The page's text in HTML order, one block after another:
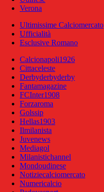
Verona
Ultimissime Calciomercato
Ufficialità
Esclusive Romano
Calcionapoli1926
Cittaceleste
Derbyderbyderby
Fantamagazine
FCInter1908
Forzaroma
Golssip
Hellas1903
Ilmilanista
Juvenews
Mediagol
Milanistichannel
Mondoudinese
Notiziecalciomercato
Numericalcio